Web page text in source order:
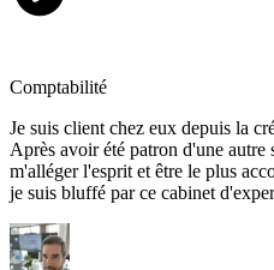
Comptabilité
Je suis client chez eux depuis la
Après avoir été patron d'une autre
m'alléger l'esprit et être le plus
je suis bluffé par ce cabinet